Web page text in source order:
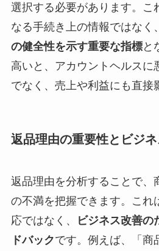
選択する必要があります。こ
なる手続き上の情報ではなく、
の健全性を示す重要な指標と
高いと、アカウントヘルスに
でなく、売上や利益にも直接
返品理由の重要性とビジ
返品理由を分析することで、
の不満を把握できます。これ
応ではなく、
ビジネス改善の
ドバックです。例えば、「商